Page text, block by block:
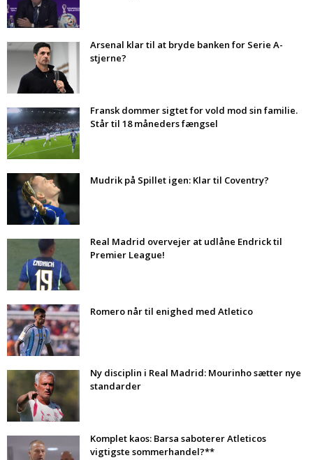
Arsenal klar til at bryde banken for Serie A-
stjerne?
Fransk dommer sigtet for vold mod sin familie.
Står til 18 måneders fængsel
Mudrik på Spillet igen: Klar til Coventry?
Real Madrid overvejer at udlåne Endrick til
Premier League!
Romero når til enighed med Atletico
Ny disciplin i Real Madrid: Mourinho sætter nye
standarder
Komplet kaos: Barsa saboterer Atleticos
vigtigste sommerhandel?**